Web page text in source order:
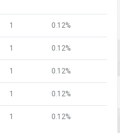
1 0.12%
1 0.12%
1 0.12%
1 0.12%
1 0.12%